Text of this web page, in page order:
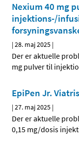
Nexium 40 mg
injektions-/
|28. maj 2025 |
Der er aktuelle
mg pulver til
EpiPen Jr.
|27. maj 2025 |
Der er aktuelle
0,15 mg/dosis